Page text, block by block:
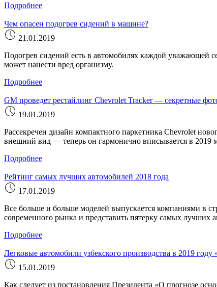
Подробнее
Чем опасен подогрев сидений в машине?
21.01.2019
Подогрев сидений есть в автомобилях каждой уважающей
может нанести вред организму.
Подробнее
GM проведет рестайлинг Chevrolet Tracker — секретные
19.01.2019
Рассекречен дизайн компактного паркетника Chevrolet
внешний вид — теперь он гармонично вписывается в 2019
Подробнее
Рейтинг самых лучших автомобилей 2018 года
17.01.2019
Все больше и больше моделей выпускается компаниями в
современного рынка и представить пятерку самых лучших
Подробнее
Легковые автомобили узбекского производства в 2019
15.01.2019
Как следует из постановления Президента «О прогнозе